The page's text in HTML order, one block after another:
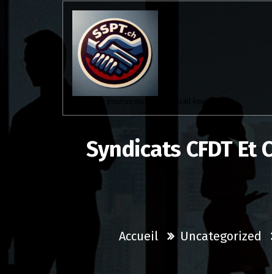
contenu
Syndicats CFDT Et
Accueil Uncategorized